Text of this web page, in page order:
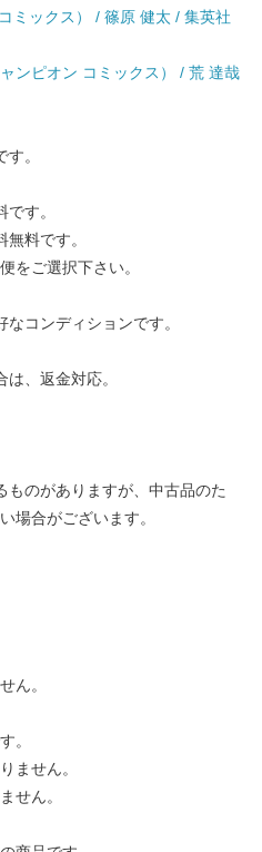
ミックス） / 篠原 健太 / 集英社
ンピオン コミックス） / 荒 達哉
。
す。
料です。
をご選択下さい。
コンディションです。
、返金対応。
のがありますが、中古品のた
場合がございます。
ん。
。
せん。
せん。